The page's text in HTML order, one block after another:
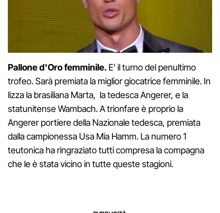
Pallone d'Oro femminile. E' il turno del penultimo
trofeo. Sarà premiata la miglior giocatrice femminile. In
lizza la brasiliana Marta, la tedesca Angerer, e la
statunitense Wambach. A trionfare è proprio la
Angerer portiere della Nazionale tedesca, premiata
dalla campionessa Usa Mia Hamm. La numero 1
teutonica ha ringraziato tutti compresa la compagna
che le è stata vicino in tutte queste stagioni.